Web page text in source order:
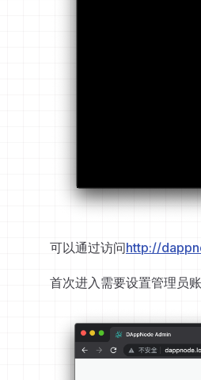
可以通过访问http://
首次进入需要设置管理员